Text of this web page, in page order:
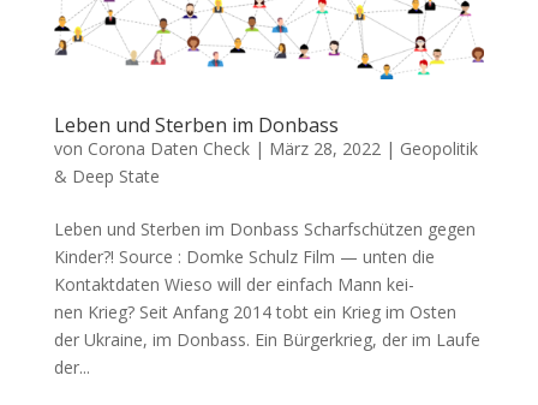
Leben und Sterben im Donbass
von Corona Daten Check| März 28, 2022| Geopolitik
& Deep State
Leben und Sterben im Donbass Scharf­schüt­zen gegen
Kinder?! Source : Dom­ke Schulz Film — unten die
Kontaktdaten Wie­so will der ein­fach Mann kei­
nen Krieg? Seit Anfang 2014 tobt ein Krieg im Osten
der Ukrai­ne, im Don­bass. Ein Bür­ger­krieg, der im Lau­fe
der...